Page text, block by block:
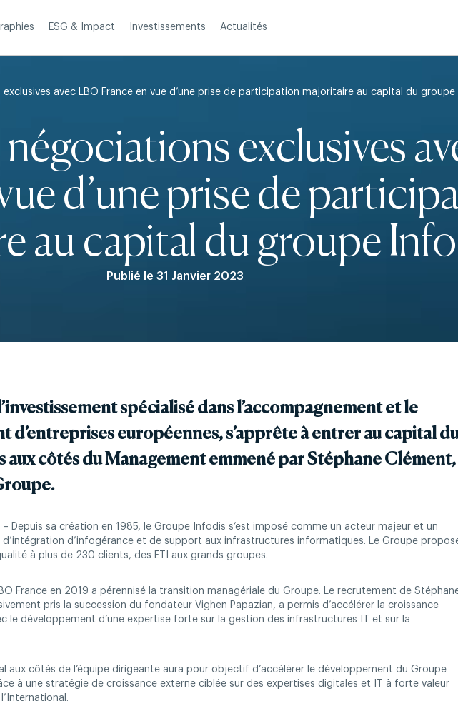
ESG & Impact Investissements Actualités
exclusives avec LBO France en vue d’une prise de participation majoritaire au capital du
exclusives
d’une prise de
au capital du groupe
Publié le 31 Janvier 2023
spécialisé dans l’accompagnement et le
d’entreprises européennes, s’apprête à entrer au capital
aux côtés du Management emmené par Stéphane Clément,
– Depuis sa création en 1985, le Groupe Infodis s’est imposé comme un acteur majeur et un
d’intégration d’infogérance et de support aux infrastructures informatiques. Le Groupe
à plus de 230 clients, des ETI aux grands groupes.
France en 2019 a pérennisé la transition managériale du Groupe. Le recrutement de
pris la succession du fondateur Vighen Papazian, a permis d’accélérer la croissance
le développement d’une expertise forte sur la gestion des infrastructures IT et sur la
aux côtés de l’équipe dirigeante aura pour objectif d’accélérer le développement du Groupe
à une stratégie de croissance externe ciblée sur des expertises digitales et IT à forte valeur